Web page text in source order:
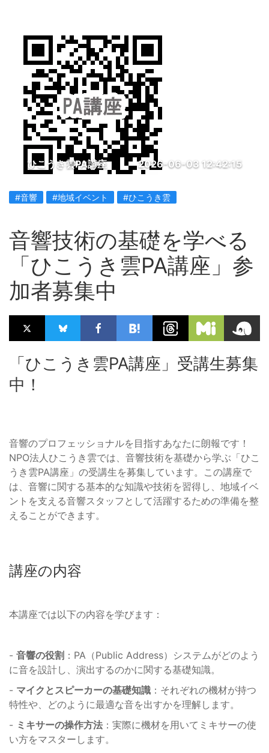
ひこうき雲PA講座 2026-06-03 12:42:15
#音響 #地域イベント #ひこうき雲
音響技術の基礎を学べる
「ひこうき雲PA講座」参
加者募集中
「ひこうき雲PA講座」受講生募集
中！
音響のプロフェッショナルを目指すあなたに朗報です！
NPO法人ひこうき雲では、音響技術を基礎から学ぶ「ひこ
うき雲PA講座」の受講生を募集しています。この講座で
は、音響に関する基本的な知識や技術を習得し、地域イベ
ントを支える音響スタッフとして活躍するための準備を整
えることができます。
講座の内容
本講座では以下の内容を学びます：
- 音響の役割 ：PA（Public Address）システムがどのよう
に音を設計し、演出するのかに関する基礎知識。
- マイクとスピーカーの基礎知識 ：それぞれの機材が持つ
特性や、どのように最適な音を出すかを理解します。
- ミキサーの操作方法 ：実際に機材を用いてミキサーの使
い方をマスターします。